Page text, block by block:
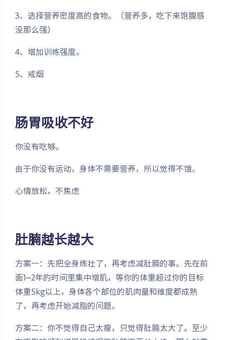
3、选择营养密度高的食物。（营养多，吃下来饱腹感
没那么强）
4、增加训练强度。
5、戒烟
肠胃吸收不好
你没有吃够。
由于你没有运动，身体不需要营养，所以觉得不饿。
心情放松，不焦虑
肚腩越长越大
方案一：先把全身练壮了，再考虑减肚腩的事。先在前
面1~2年的时间里集中增肌，等你的体重超过你的目标
体重5kg以上，身体各个部位的肌肉量和维度都成熟
了，再考虑开始减脂的问题。
方案二：你不觉得自己太瘦，只觉得肚腩太大了。至少